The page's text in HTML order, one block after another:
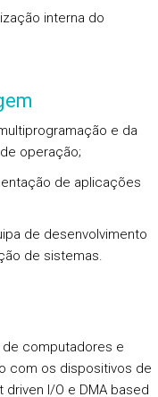
interna do
e da
operação;
de aplicações
de desenvolvimento
de sistemas.
computadores e
com os dispositivos de
driven I/O e DMA based